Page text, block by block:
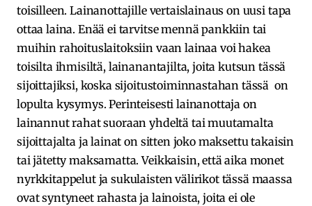
toisilleen. Lainanottajille vertaislainaus on uusi tapa
ottaa laina. Enää ei tarvitse mennä pankkiin tai
muihin rahoituslaitoksiin vaan lainaa voi hakea
toisilta ihmisiltä, lainanantajilta, joita kutsun tässä
sijoittajiksi, koska sijoitustoiminnastahan tässä on
lopulta kysymys. Perinteisesti lainanottaja on
lainannut rahat suoraan yhdeltä tai muutamalta
sijoittajalta ja lainat on sitten joko maksettu takaisin
tai jätetty maksamatta. Veikkaisin, että aika monet
nyrkkitappelut ja sukulaisten välirikot tässä maassa
ovat syntyneet rahasta ja lainoista, joita ei ole